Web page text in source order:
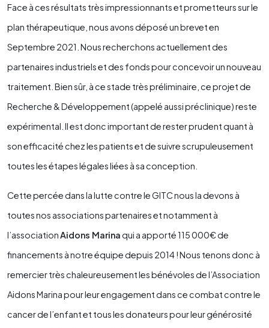
Face à ces résultats très impressionnants et prometteurs sur le
plan thérapeutique, nous avons déposé un brevet en
Septembre 2021. Nous recherchons actuellement des
partenaires industriels et des fonds pour concevoir un nouveau
traitement. Bien sûr, à ce stade très préliminaire, ce projet de
Recherche & Développement (appelé aussi préclinique) reste
expérimental. Il est donc important de rester prudent quant à
son efficacité chez les patients et de suivre scrupuleusement
toutes les étapes légales liées à sa conception.
Cette percée dans la lutte contre le GITC nous la devons à
toutes nos associations partenaires et notamment à
l’associationAidons Marinaqui a apporté 115 000€ de
financements à notre équipe depuis 2014 ! Nous tenons donc à
remercier très chaleureusement les bénévoles de l’Association
Aidons Marina pour leur engagement dans ce combat contre le
cancer de l’enfant et tous les donateurs pour leur générosité